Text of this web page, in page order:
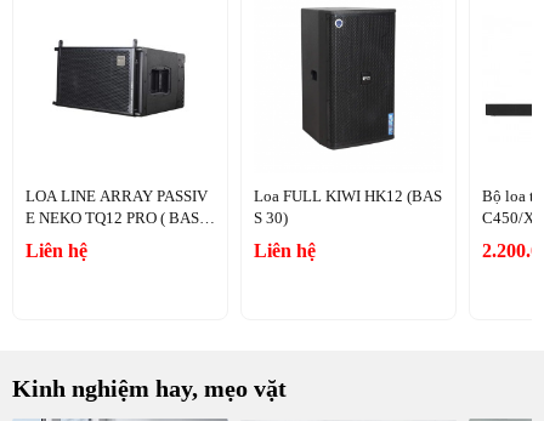
LOA LINE ARRAY PASSIV
E NEKO TQ12 PRO ( BASS
30)
Liên hệ
Loa FULL KIWI HK12 (BAS
S 30)
Liên hệ
Bộ loa
C450/
Kinh nghiệm hay, mẹo vặt